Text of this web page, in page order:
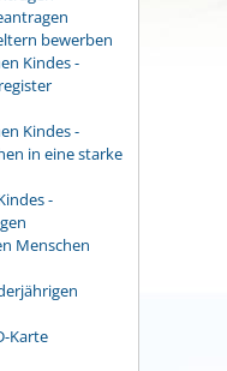
bewerben
Kindes -
Kindes -
in eine starke
-
Menschen
Karte